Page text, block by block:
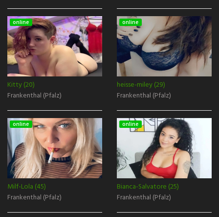
online
Kitty (20)
Frankenthal (Pfalz)
online
heisse-miley (29)
Frankenthal (Pfalz)
online
Milf-Lola (45)
Frankenthal (Pfalz)
online
Bianca-Salvatore (25)
Frankenthal (Pfalz)